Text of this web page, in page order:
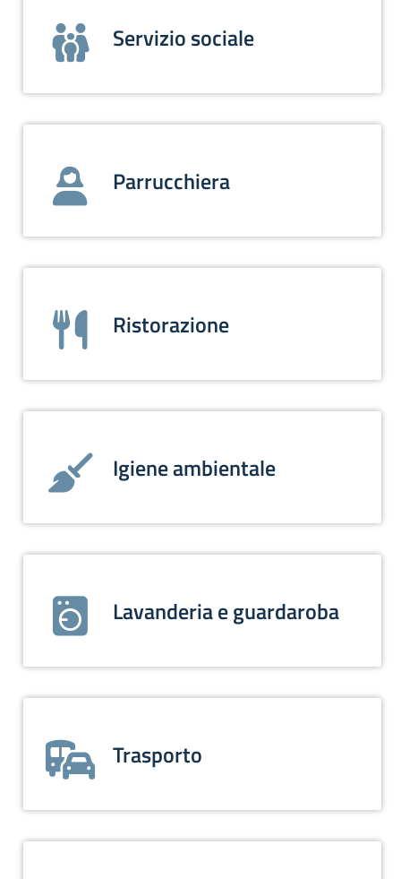
Servizio sociale
Parrucchiera
Ristorazione
Igiene ambientale
Lavanderia e guardaroba
Trasporto